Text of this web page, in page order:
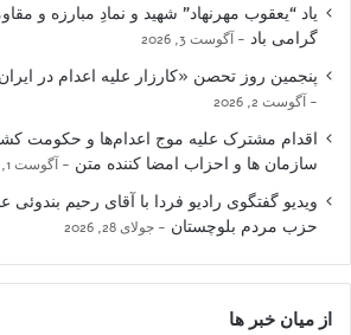
یاد “یعقوب مهرنهاد” شهید و نمادِ مبارزه و
گرامی باد
آگوست 3, 2026
پنجمین روز تحصن «کارزار علیه اعدام در
آگوست 2, 2026
اقدام مشترک علیه موج اعدام‌ها و حکومت
سازمان ها و احزاب امضا کننده متن
آگوست 1, 2026
ویدیو گفتگوی رادیو فردا با آقای رحیم
حزب مردم بلوچستان
جولای 28, 2026
از میان خبر ها